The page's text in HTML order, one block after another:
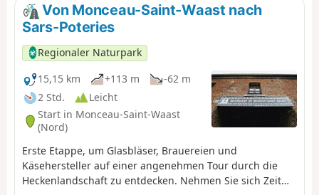
Von Monceau-Saint-Waast nach
Sars-Poteries
Regionaler Naturpark
15,15 km
+113 m
-62 m
2 Std.
Leicht
Start in Monceau-Saint-Waast
(Nord)
Erste Etappe, um Glasbläser, Brauereien und
Käsehersteller auf einer angenehmen Tour durch die
Heckenlandschaft zu entdecken. Nehmen Sie sich Zeit